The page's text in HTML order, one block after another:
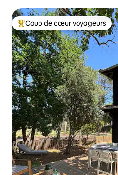
Coups de cœur voyageurs les
Coup de cœur voyageurs